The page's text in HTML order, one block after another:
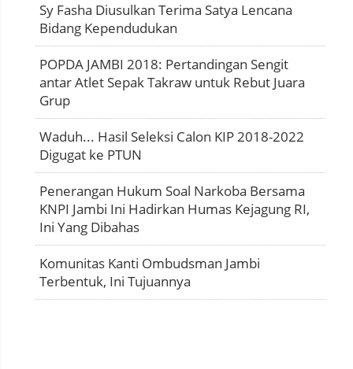
Sy Fasha Diusulkan Terima Satya Lencana
Bidang Kependudukan
POPDA JAMBI 2018: Pertandingan Sengit
antar Atlet Sepak Takraw untuk Rebut Juara
Grup
Waduh... Hasil Seleksi Calon KIP 2018-2022
Digugat ke PTUN
Penerangan Hukum Soal Narkoba Bersama
KNPI Jambi Ini Hadirkan Humas Kejagung RI,
Ini Yang Dibahas
Komunitas Kanti Ombudsman Jambi
Terbentuk, Ini Tujuannya